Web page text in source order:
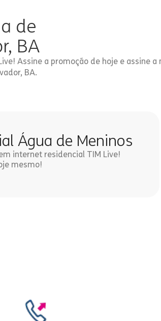
de
BA
Assine a promoção de hoje e
BA.
Água de Meninos
internet residencial TIM Live!
mesmo!